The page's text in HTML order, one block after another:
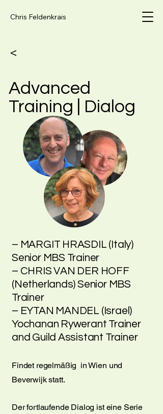
Chris Feldenkrais
<
Advanced
Training | Dialog
– MARGIT HRASDIL (Italy)
Senior MBS Trainer
– CHRIS VAN DER HOFF
(Netherlands) Senior MBS
Trainer
– EYTAN MANDEL (Israel)
Yochanan Rywerant Trainer
and Guild Assistant Trainer
Findet regelmäßig in Wien und
Beverwijk statt.
Der fortlaufende Dialog ist eine Serie